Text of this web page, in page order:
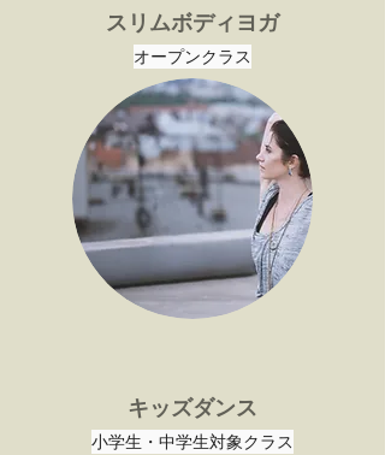
​​スリムボディヨガ
​​オープンクラス
​​キッズダンス
​​小学生・中学生対象クラス